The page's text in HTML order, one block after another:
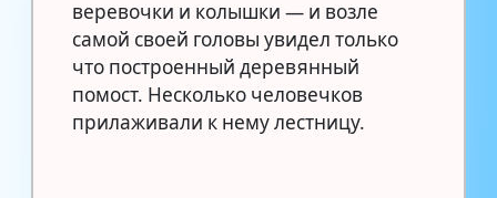
веревочки и колышки — и возле
самой своей головы увидел только
что построенный деревянный
помост. Несколько человечков
прилаживали к нему лестницу.